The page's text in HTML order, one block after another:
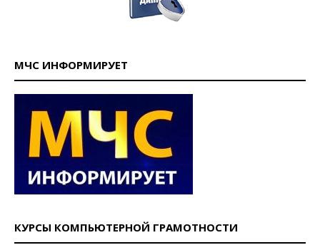
МЧС ИНФОРМИРУЕТ
КУРСЫ КОМПЬЮТЕРНОЙ ГРАМОТНОСТИ